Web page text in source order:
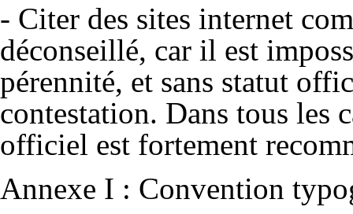
- Citer des sites internet
déconseillé, car il est
pérennité, et sans statut
contestation. Dans tous les
officiel est fortement
Annexe I : Convention